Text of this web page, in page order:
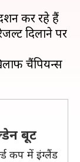
कर रहे हैं
दिलाने पर
चैंपियन्स
बूट
कप में इंग्लैंड